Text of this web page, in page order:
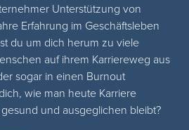
Unterstützung von
Erfahrung im Geschäftsleben
du um dich herum zu viele
auf ihrem Karriereweg aus
sogar in einen Burnout
wie man heute Karriere
und ausgeglichen bleibt?